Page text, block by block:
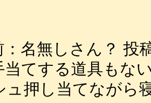
：名無しさん？ 投
当てする道具もな
ュ押し当てながら